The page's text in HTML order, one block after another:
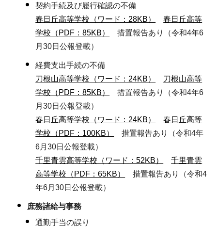
契約手続及び履行確認の不備
春日丘高等学校（ワード：28KB）
春日丘高等
学校（PDF：85KB）
措置報告あり（令和4年6
月30日公報登載）
経費支出手続の不備
刀根山高等学校（ワード：24KB）
刀根山高等
学校（PDF：85KB）
措置報告あり（令和4年6
月30日公報登載）
春日丘高等学校（ワード：24KB）
春日丘高等
学校（PDF：100KB）
措置報告あり（令和4年
6月30日公報登載）
千里青雲高等学校（ワード：52KB）
千里青雲
高等学校（PDF：65KB）
措置報告あり（令和4
年6月30日公報登載）
庶務諸給与事務
通勤手当の誤り